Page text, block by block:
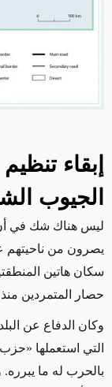
إبقاء تنظيم
الجيوب
ليس هناك شك في أن
يصرون من ناحيتهم
سكان هاتين
حصار المتمردين منذ
وكان الدفاع عن
التي استعملها «حزب
بالحرب له ما